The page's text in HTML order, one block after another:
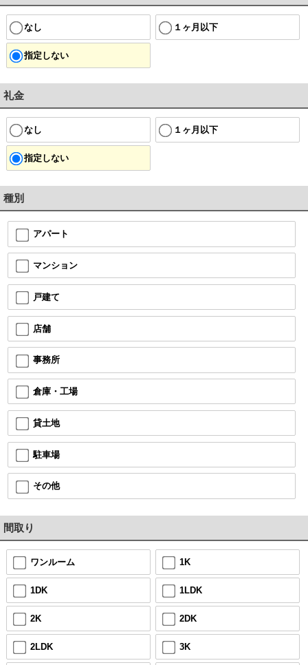
なし １ヶ月以下
指定しない
礼金
なし １ヶ月以下
指定しない
種別
アパート
マンション
戸建て
店舗
事務所
倉庫・工場
貸土地
駐車場
その他
間取り
ワンルーム 1K
1DK 1LDK
2K 2DK
2LDK 3K